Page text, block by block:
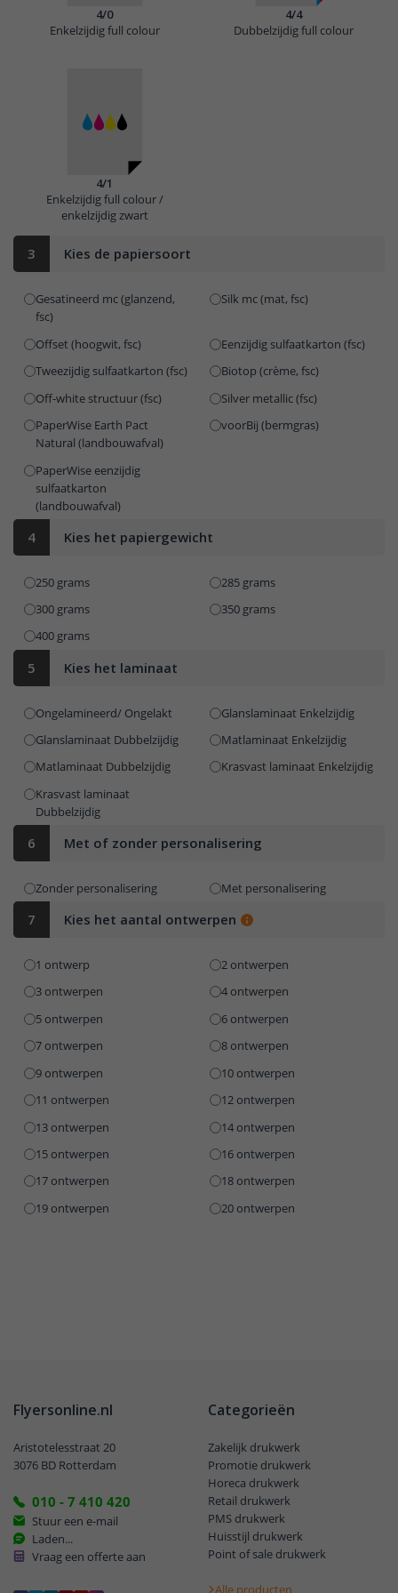
4/0
Enkelzijdig full colour
4/4
Dubbelzijdig full colour
4/1
Enkelzijdig full colour /
enkelzijdig zwart
3 Kies de papiersoort
Gesatineerd mc (glanzend,
fsc)
Silk mc (mat, fsc)
Offset (hoogwit, fsc)
Eenzijdig sulfaatkarton (fsc)
Tweezijdig sulfaatkarton (fsc)
Biotop (crème, fsc)
Off-white structuur (fsc)
Silver metallic (fsc)
PaperWise Earth Pact
Natural (landbouwafval)
voorBij (bermgras)
PaperWise eenzijdig
sulfaatkarton
(landbouwafval)
4 Kies het papiergewicht
250 grams
285 grams
300 grams
350 grams
400 grams
5 Kies het laminaat
Ongelamineerd/ Ongelakt
Glanslaminaat Enkelzijdig
Glanslaminaat Dubbelzijdig
Matlaminaat Enkelzijdig
Matlaminaat Dubbelzijdig
Krasvast laminaat Enkelzijdig
Krasvast laminaat
Dubbelzijdig
6 Met of zonder personalisering
Zonder personalisering Met personalisering
7 Kies het aantal ontwerpen
1 ontwerp
2 ontwerpen
3 ontwerpen
4 ontwerpen
5 ontwerpen
6 ontwerpen
7 ontwerpen
8 ontwerpen
9 ontwerpen
10 ontwerpen
11 ontwerpen
12 ontwerpen
13 ontwerpen
14 ontwerpen
15 ontwerpen
16 ontwerpen
17 ontwerpen
18 ontwerpen
19 ontwerpen
20 ontwerpen
Flyersonline.nl
Aristotelesstraat 20
3076 BD Rotterdam
010 - 7 410 420
Stuur een e-mail
Laden...
Vraag een offerte aan
Categorieën
Zakelijk drukwerk
Promotie drukwerk
Horeca drukwerk
Retail drukwerk
PMS drukwerk
Huisstijl drukwerk
Point of sale drukwerk
Alle producten